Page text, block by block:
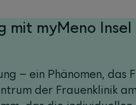
mit myMeno Insel
– ein Phänomen, das
der Frauenklinik